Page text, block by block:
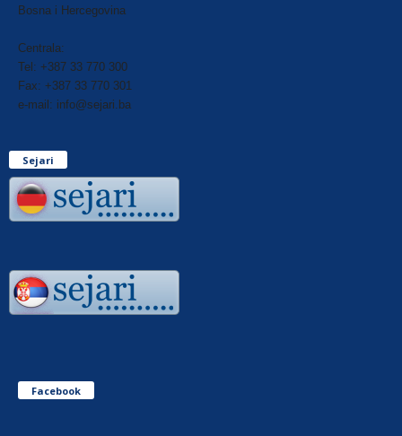
Bosna i Hercegovina
Centrala:
Tel: +387 33 770 300
Fax: +387 33 770 301
e-mail: info@sejari.ba
Sejari
Facebook